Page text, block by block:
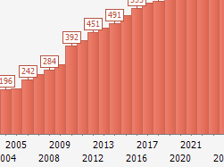
2000